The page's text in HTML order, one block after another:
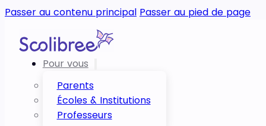
Passer au contenu principal Passer au pied de page
Pour vous
Parents
Écoles & Institutions
Professeurs